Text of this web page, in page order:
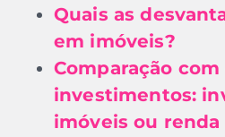
Quais as
em imóveis?
Comparação
investimentos:
imóveis ou renda